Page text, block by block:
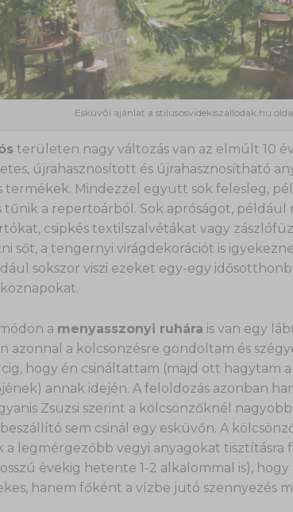
Esküvői ajánlat a stilusosvidekiszallodak.hu
területen nagy változás van az elmúlt 10
újrahasznosított és újrahasznosítható
termékek. Mindezzel együtt sok felesleg,
tűnik a repertoárból. Sok apróságot,
csipkés textilszalvétákat vagy
sőt, a tengernyi virágdekorációt is
sokszor viszi ezeket egy-egy
a menyasszonyi ruhára is van egy
azonnal a kölcsönzésre gondoltam és
hogy én csináltattam (majd ott hagytam
annak idején. A feloldozás azonban
Zsuzsi szerint a kölcsönzőknél
sem csinál egy esküvőn. A
a legmérgezőbb vegyi anyagokat tisztításra
évekig hetente 1-2 alkalommal is),
hanem főként a vízbe jutó szennyezés